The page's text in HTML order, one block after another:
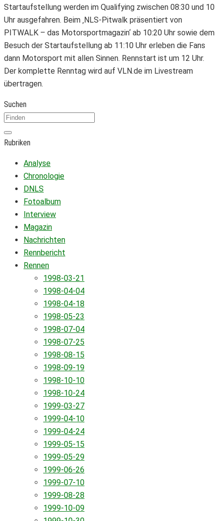
Startaufstellung werden im Qualifying zwischen 08:30 und 10
Uhr ausgefahren. Beim ‚NLS-Pitwalk präsentiert von
PITWALK – das Motorsportmagazin‘ ab 10:20 Uhr sowie dem
Besuch der Startaufstellung ab 11:10 Uhr erleben die Fans
dann Motorsport mit allen Sinnen. Rennstart ist um 12 Uhr.
Der komplette Renntag wird auf VLN.de im Livestream
übertragen.
Suchen
Rubriken
Analyse
Chronologie
DNLS
Fotoalbum
Interview
Magazin
Nachrichten
Rennbericht
Rennen
1998-03-21
1998-04-04
1998-04-18
1998-05-23
1998-07-04
1998-07-25
1998-08-15
1998-09-19
1998-10-10
1998-10-24
1999-03-27
1999-04-10
1999-04-24
1999-05-15
1999-05-29
1999-06-26
1999-07-10
1999-08-28
1999-10-09